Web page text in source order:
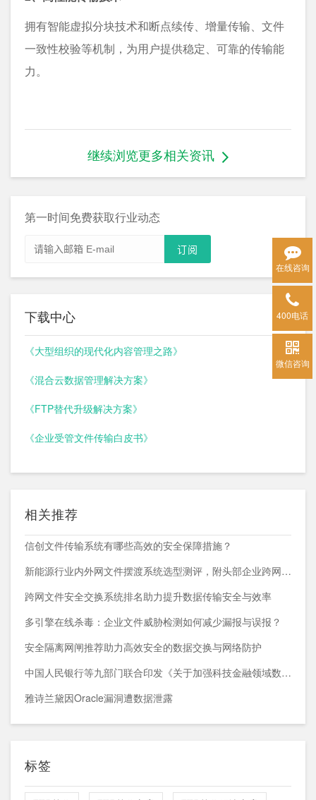
拥有智能虚拟分块技术和断点续传、增量传输、文件
一致性校验等机制，为用户提供稳定、可靠的传输能
力。
继续浏览更多相关资讯
第一时间免费获取行业动态
下载中心
《大型组织的现代化内容管理之路》
《混合云数据管理解决方案》
《FTP替代升级解决方案》
《企业受管文件传输白皮书》
相关推荐
信创文件传输系统有哪些高效的安全保障措施？
新能源行业内外网文件摆渡系统选型测评，附头部企业跨网部署案例
跨网文件安全交换系统排名助力提升数据传输安全与效率
多引擎在线杀毒：企业文件威胁检测如何减少漏报与误报？
安全隔离网闸推荐助力高效安全的数据交换与网络防护
中国人民银行等九部门联合印发《关于加强科技金融领域数据开发利用的通知》
雅诗兰黛因Oracle漏洞遭数据泄露
标签
在线咨询
400电话
微信咨询